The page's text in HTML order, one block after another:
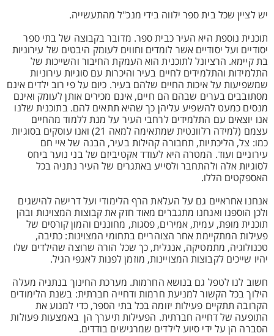
יש לציין שכל בית ספר ילווה בידי מנכ"ל מהתעשייה.
תוכנית נוספת היא העיר כבית ספר. מדובר בקבוצה של בתי ספר
יסודיים ועל יסודיים אשר לומדים וחווים לעומק היבטים של עירוניות
בת קיימא. הרציונל לתוכנית הוא העמקת החיבור והשייכות של
התלמידות והתלמידים לחיים בעיר והיכרות עם סוגיות עירוניות
שמשפיעות על איכות החיים שלהם בעיר. כיום על פי רוב ילדים אינם
מסתובבים בערים שבהם הם חיים, אינם מכירים אותן לעומק ואינם
מנסים כמעט להשפיע עליהן כך שהיא תתאים להם. בתוכנית שלנו
אנו יוצאים עם התלמידים לרחבי העיר על מנת ללמוד מהחיים
עצמם (למידה רלוונטית שמתאימה למאה 21) ואנו עוסקים בסוגיות
כמו: צל, הליכתיות, תחבורה קהילות בעיר, הבנה של איי חם
עירוניים ועוד. המטרה היא לעודד אקטיביזם של בני נוער ביחס
לסוגיות אלה ולהתחבר ולסייע באתגרים של העיר נתניה בכל
האספקטים הללו.
אנחנו אחראיים גם על העלאת הרף הלימודי ועל דרישה להישגים
ולכן הוספנו ואנחנו מתגברים מאוד חזק את קבוצות המצוינות ובהן
תוכנית מופת, עמית, אמירים, פסגות, מחוננים והמון קורסים של
פעילות המתקיימת אחר הצוהריים בתחומי המצוינות: כתיבה,
טכנולוגיה, מתמטיקה, אנגלית, כך שכל הורה שרוצה שהילדים שלו
יהיו שייכים לקבוצות המצויינות, מוזמן לפנות לאגפי הגיל.
חשוב לנו לטפל גם בנושא החרמות. מערכת החינוך בנתניה מעלה
הילוך בכל הקשור למניעת חרמות ודחייה חברתית: בשנת הלימודים
הקרובה תתקיים פעילות יזומה בכל בתי הספר, כדי למנוע את
התופעה של דחייה חברתית. הפעילות תיערך הן באמצעות פעולות
הסברה הן על ידי סיוע לילדים שמרגישים בודדים.